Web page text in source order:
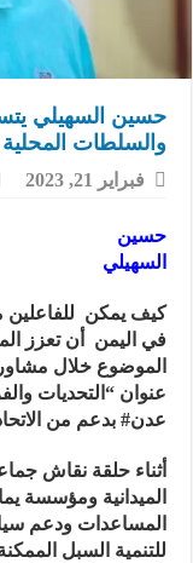
حسين السهيلي
والسلطات المحلية
فبراير 21, 2023
حسين
السهيلي
كيف يمكن للفاعلين
في اليمن أن تعزز
الموضوع خلال
عنوان “التحديات
عدن# بدعم من
أثناء حلقة نقاش
الميدانية ومؤسسة
المساعدات ودعم
للتنمية السبل